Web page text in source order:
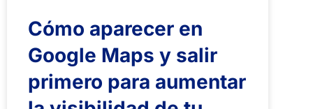
Cómo aparecer en
Google Maps y salir
primero para aumentar